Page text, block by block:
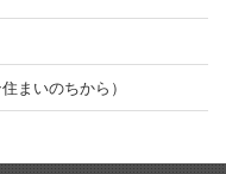
住まいのちから）